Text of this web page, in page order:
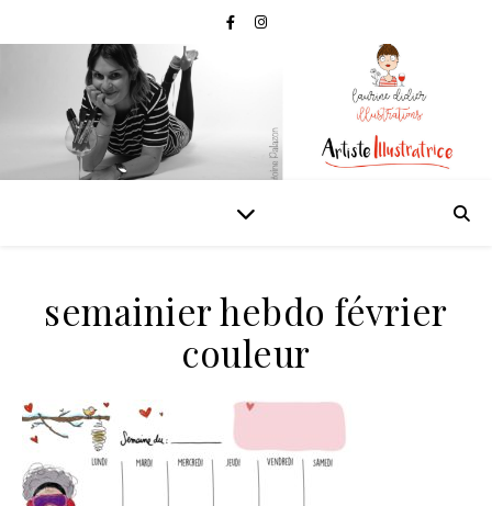
semainier hebdo février
couleur